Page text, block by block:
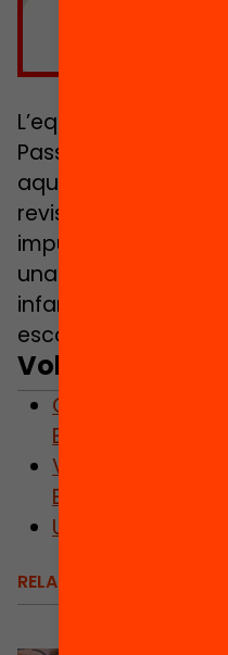
L’equitat és un dels
Passaport
aquest ha d’estar
revisió constant
impulsant
una participació
infants sense
escola.
Vols saber-ne
Consulta el
Edunauta
Visita la pàgina
Edunauta
Un passaport
RELACIONATS